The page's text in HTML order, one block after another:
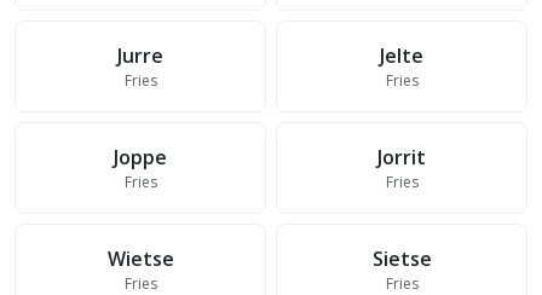
Jurre
Fries
Jelte
Fries
Joppe
Fries
Jorrit
Fries
Wietse
Fries
Sietse
Fries